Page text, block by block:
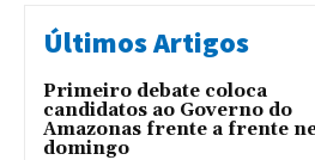
Últimos Artigos
Primeiro debate coloca
candidatos ao Governo do
Amazonas frente a frente
domingo